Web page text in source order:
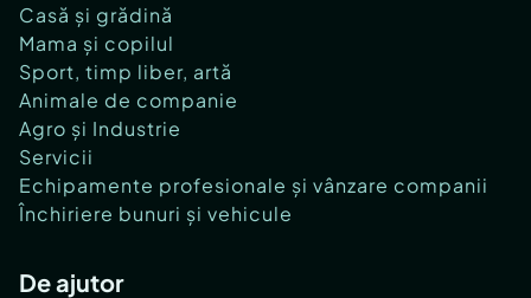
Casă și grădină
Mama și copilul
Sport, timp liber, artă
Animale de companie
Agro și Industrie
Servicii
Echipamente profesionale și vânzare companii
Închiriere bunuri și vehicule
De ajutor